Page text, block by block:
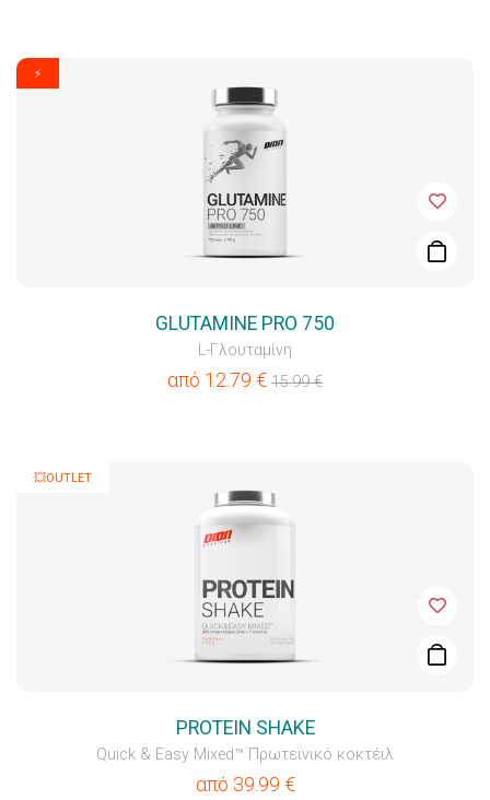
⚡
GLUTAMINE PRO 750
L-Γλουταμίνη
από 12.79 € 15.99€
💥OUTLET
PROTEIN SHAKE
Quick & Easy Mixed™ Πρωτεϊνικό κοκτέιλ
από 39.99 €